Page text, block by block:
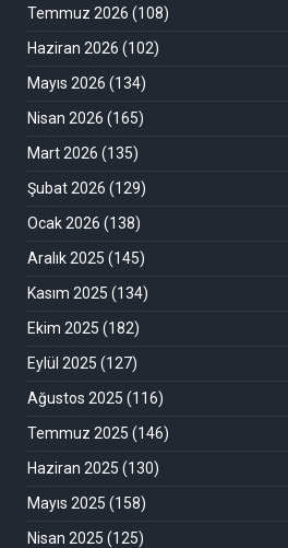
Temmuz 2026 (108)
Haziran 2026 (102)
Mayıs 2026 (134)
Nisan 2026 (165)
Mart 2026 (135)
Şubat 2026 (129)
Ocak 2026 (138)
Aralık 2025 (145)
Kasım 2025 (134)
Ekim 2025 (182)
Eylül 2025 (127)
Ağustos 2025 (116)
Temmuz 2025 (146)
Haziran 2025 (130)
Mayıs 2025 (158)
Nisan 2025 (125)